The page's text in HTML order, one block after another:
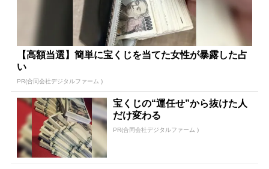
【高額当選】簡単に宝くじを当てた女性が暴露した占
い
PR(合同会社デジタルファーム )
宝くじの“運任せ”から抜けた人
だけ変わる
PR(合同会社デジタルファーム )